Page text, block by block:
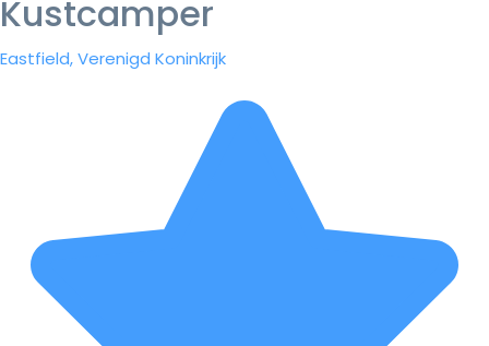
Kustcamper
Eastfield, Verenigd Koninkrijk